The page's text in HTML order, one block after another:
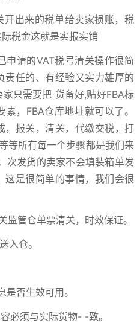
开出来的税单给卖家损账，税
税金这就是实报实销
申请的VAT税号清关操作很简
责任的、有经验又实力雄厚的
只需要把 货备好,贴好FBA标
，FBA仓库地址就可以了。
，报关，清关，代缴交税，打
等所有每一个步骤都是我们来
次发货的卖家不会填装箱单发
这是很简单的事情，我们会很
监管仓单票清关，时效保证。
入仓。
是否生效可用。
必须与实际货物- -致。